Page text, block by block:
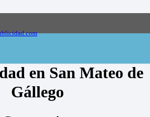
de publicidad
en San Mateo de
Gállego